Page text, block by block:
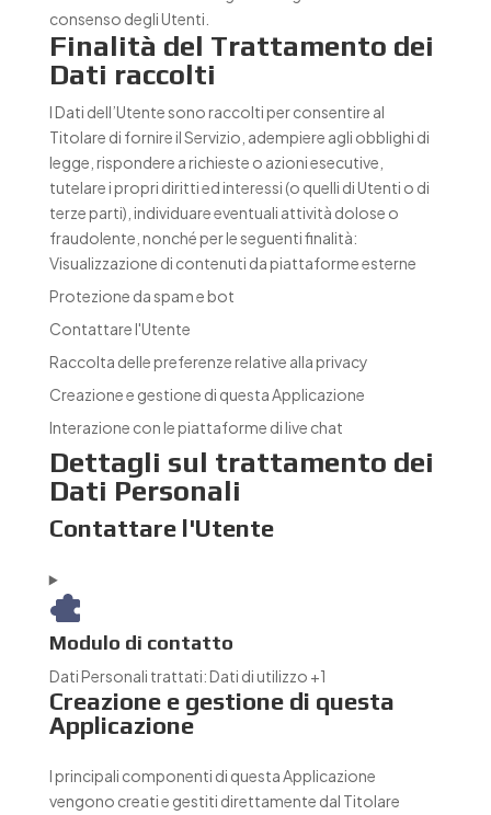
consenso degli Utenti.
Finalità del Trattamento dei
Dati raccolti
I Dati dell’Utente sono raccolti per consentire al
Titolare di fornire il Servizio, adempiere agli obblighi di
legge, rispondere a richieste o azioni esecutive,
tutelare i propri diritti ed interessi (o quelli di Utenti o di
terze parti), individuare eventuali attività dolose o
fraudolente, nonché per le seguenti finalità:
Visualizzazione di contenuti da piattaforme esterne
Protezione da spam e bot
Contattare l'Utente
Raccolta delle preferenze relative alla privacy
Creazione e gestione di questa Applicazione
Interazione con le piattaforme di live chat
Dettagli sul trattamento dei
Dati Personali
Contattare l'Utente
Modulo di contatto
Dati Personali trattati:Dati di utilizzo +1
Creazione e gestione di questa
Applicazione
I principali componenti di questa Applicazione
vengono creati e gestiti direttamente dal Titolare